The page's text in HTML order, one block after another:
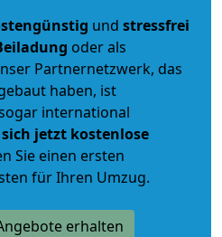
und stressfrei
oder als
Partnernetzwerk, das
haben, ist
international
sich jetzt kostenlose
Sie einen ersten
für Ihren Umzug.
erhalten